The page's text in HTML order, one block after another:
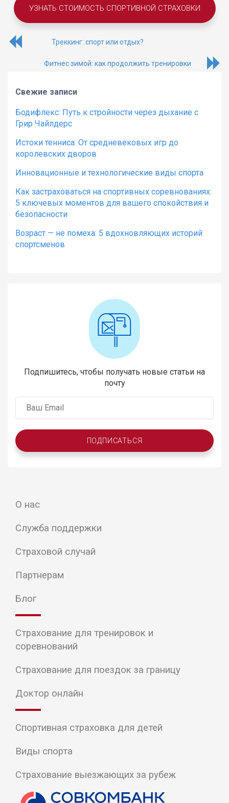
УЗНАТЬ СТОИМОСТЬ СПОРТИВНОЙ СТРАХОВКИ
Треккинг: спорт или отдых?
Фитнес зимой: как продолжить тренировки
Свежие записи
Бодифлекс: Путь к стройности через дыхание с
Грир Чайлдерс
Истоки тенниса: От средневековых игр до
королевских дворов
Инновационные и технологические виды спорта
Как застраховаться на спортивных соревнованиях:
5 ключевых моментов для вашего спокойствия и
безопасности
Возраст — не помеха: 5 вдохновляющих историй
спортсменов
Подпишитесь, чтобы получать новые статьи на
почту
ПОДПИСАТЬСЯ
О нас
Служба поддержки
Страховой случай
Партнерам
Блог
Страхование для тренировок и
соревнований
Страхование для поездок за границу
Доктор онлайн
Спортивная страховка для детей
Виды спорта
Страхование выезжающих за рубеж